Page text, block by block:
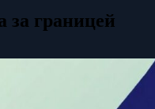
границей